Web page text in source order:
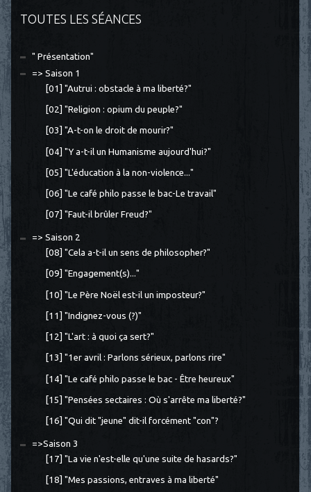
TOUTES LES SÉANCES
" Présentation"
=> Saison 1
[01] "Autrui : obstacle à ma liberté?"
[02] "Religion : opium du peuple?"
[03] "A-t-on le droit de mourir?"
[04] "Y a-t-il un Humanisme aujourd'hui?"
[05] "L'éducation à la non-violence..."
[06] "Le café philo passe le bac-Le travail"
[07] "Faut-il brûler Freud?"
=> Saison 2
[08] "Cela a-t-il un sens de philosopher?"
[09] "Engagement(s)..."
[10] "Le Père Noël est-il un imposteur?"
[11] "Indignez-vous (?)"
[12] "L'art : à quoi ça sert?"
[13] "1er avril : Parlons sérieux, parlons rire"
[14] "Le café philo passe le bac - Être heureux"
[15] "Pensées sectaires : Où s'arrête ma liberté?"
[16] "Qui dit "jeune" dit-il forcément "con"?
=>Saison 3
[17] "La vie n'est-elle qu'une suite de hasards?"
[18] "Mes passions, entraves à ma liberté"